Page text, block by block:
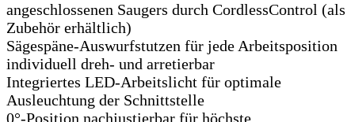
angeschlossenen Saugers durch CordlessControl (als
Zubehör erhältlich)
Sägespäne-Auswurfstutzen für jede Arbeitsposition
individuell dreh- und arretierbar
Integriertes LED-Arbeitslicht für optimale
Ausleuchtung der Schnittstelle
0°-Position nachjustierbar für höchste